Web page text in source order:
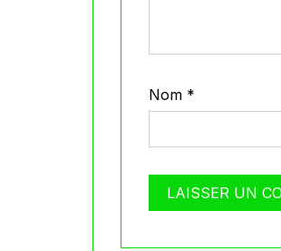
Nom *